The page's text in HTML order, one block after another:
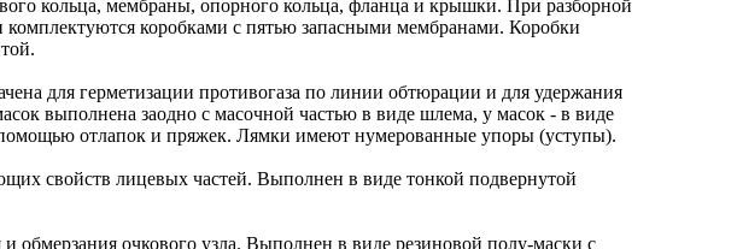
кольца, мембраны, опорного кольца, фланца и крышки. При разборной
комплектуются коробками с пятью запасными мембранами. Коробки
для герметизации противогаза по линии обтюрации и для удержания
выполнена заодно с масочной частью в виде шлема, у масок - в виде
отлапок и пряжек. Лямки имеют нумерованные упоры (уступы).
свойств лицевых частей. Выполнен в виде тонкой подвернутой
обмерзания очкового узла. Выполнен в виде резиновой полу-маски с